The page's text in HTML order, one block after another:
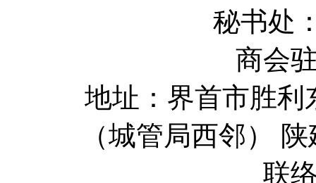
秘书处
商会
地址：界首市胜利
（城管局西邻）
联